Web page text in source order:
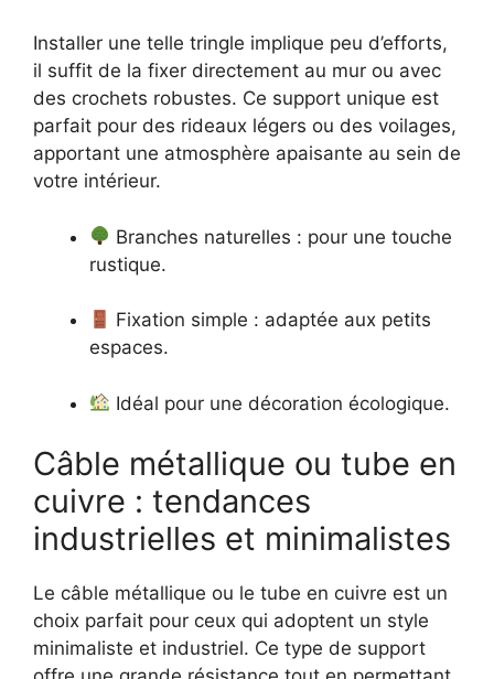
Installer une telle tringle implique peu d’efforts,
il suffit de la fixer directement au mur ou avec
des crochets robustes. Ce support unique est
parfait pour des rideaux légers ou des voilages,
apportant une atmosphère apaisante au sein de
votre intérieur.
Branches naturelles : pour une touche
rustique.
Fixation simple : adaptée aux petits
espaces.
Idéal pour une décoration écologique.
Câble métallique ou tube en
cuivre : tendances
industrielles et minimalistes
Le câble métallique ou le tube en cuivre est un
choix parfait pour ceux qui adoptent un style
minimaliste et industriel. Ce type de support